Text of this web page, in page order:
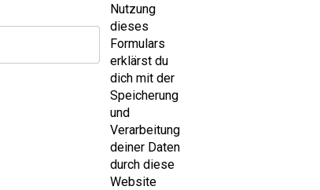
Nutzung
dieses
Formulars
erklärst du
dich mit der
Speicherung
und
Verarbeitung
deiner Daten
durch diese
Website